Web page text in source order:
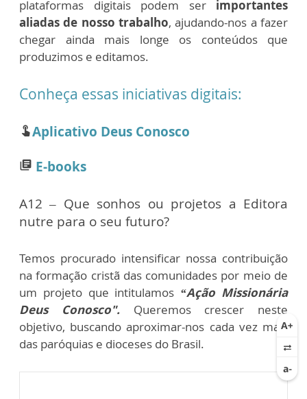
plataformas digitais podem ser importantes
aliadas de nosso trabalho, ajudando-nos a fazer
chegar ainda mais longe os conteúdos que
produzimos e editamos.
Conheça essas iniciativas digitais:
touch_appAplicativo Deus Conosco
library_books E-books
A12 – Que sonhos ou projetos a Editora
nutre para o seu futuro?
Temos procurado intensificar nossa contribuição
na formação cristã das comunidades por meio de
um projeto que intitulamos “Ação Missionária
Deus Conosco". Queremos crescer neste
objetivo, buscando aproximar-nos cada vez mais
das paróquias e dioceses do Brasil.